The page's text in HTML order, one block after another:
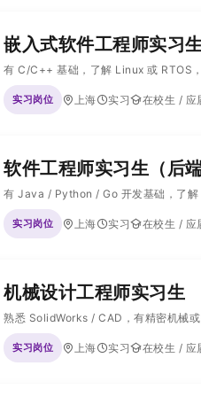
嵌入式软件工程师实习
有 C/C++ 基础，了解 Linux 或 RTOS
实习岗位 上海 实习 在校生 / 应
软件工程师实习生（后端
有 Java / Python / Go 开发基础，了解
实习岗位 上海 实习 在校生 / 应
机械设计工程师实习生
熟悉 SolidWorks / CAD，有精密机械
实习岗位 上海 实习 在校生 / 应